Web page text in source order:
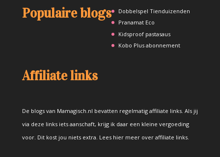
Populaire blogs
Dobbelspel Tienduizenden
Pranamat Eco
Kidsproof pastasaus
Kobo Plus abonnement
Affiliate links
De blogs van Mamagisch.nl bevatten regelmatig affiliate links. Als jij
via deze links iets aanschaft, krijg ik daar een kleine vergoeding
voor. Dit kost jou niets extra. Lees hier meer over affiliate links.